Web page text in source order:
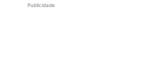
Publicidade